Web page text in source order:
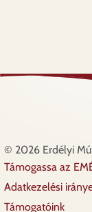
© 2026 Erdélyi
Lábléc
Támogassa az
Adatkezelési
Támogatóink